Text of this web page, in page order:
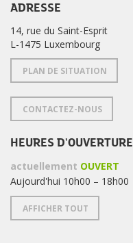
ADRESSE
14, rue du Saint-Esprit
L-1475 Luxembourg
PLAN DE SITUATION
CONTACTEZ-NOUS
HEURES D'OUVERTURE
actuellement OUVERT
Aujourd'hui 10h00 – 18h00
AFFICHER TOUT